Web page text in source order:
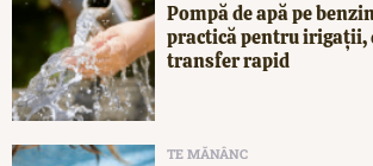
Pompă de apă pe
practică pentru irigații,
transfer rapid
TE MĂNÂNC